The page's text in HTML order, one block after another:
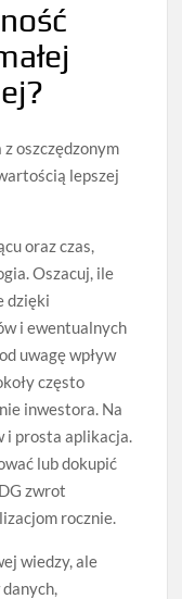
oszczędzonym
lepszej
oraz czas,
Oszacuj, ile
dzięki
i ewentualnych
uwagę wpływ
często
inwestora. Na
i prosta aplikacja.
lub dokupić
zwrot
rocznie.
wiedzy, ale